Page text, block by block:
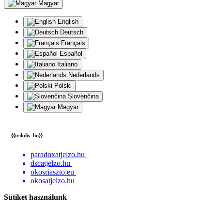
Magyar
English
Deutsch
Français
Español
Italiano
Nederlands
Polski
Slovenčina
Magyar
{{trikdis_hu}}
paradoxatjelzo.hu
dscatjelzo.hu
okosriaszto.eu
okosatjelzo.hu
Sütiket használunk